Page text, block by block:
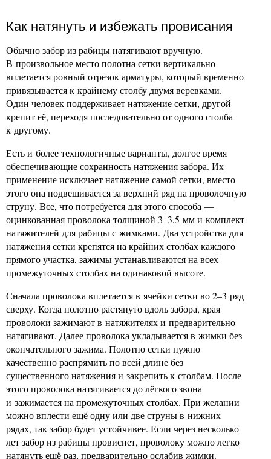
Как натянуть и избежать провисания
Обычно забор из рабицы натягивают вручную.
В произвольное место полотна сетки вертикально
вплетается ровный отрезок арматуры, который временно
привязывается к крайнему столбу двумя веревками.
Один человек поддерживает натяжение сетки, другой
крепит её, переходя последовательно от одного столба
к другому.
Есть и более технологичные варианты, долгое время
обеспечивающие сохранность натяжения забора. Их
применение исключает натяжение самой сетки, вместо
этого она подвешивается за верхний ряд на проволочную
струну. Все, что потребуется для этого способа —
оцинкованная проволока толщиной 3–3,5 мм и комплект
натяжителей для рабицы с жимками. Два устройства для
натяжения сетки крепятся на крайних столбах каждого
прямого участка, зажимы устанавливаются на всех
промежуточных столбах на одинаковой высоте.
Сначала проволока вплетается в ячейки сетки во 2–3 ряд
сверху. Когда полотно растянуто вдоль забора, края
проволоки зажимают в натяжителях и предварительно
натягивают. Далее проволока укладывается в жимки без
окончательного зажима. Полотно сетки нужно
качественно распрямить по всей длине без
существенного натяжения и закрепить к столбам. После
этого проволока натягивается до лёгкого звона
и зажимается на промежуточных столбах. При желании
можно вплести ещё одну или две струны в нижних
рядах, так забор будет устойчивее. Если через несколько
лет забор из рабицы провиснет, проволоку можно легко
натянуть ещё раз, предварительно ослабив жимки.